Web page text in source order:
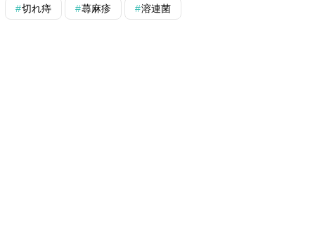
切れ痔 蕁麻疹 溶連菌